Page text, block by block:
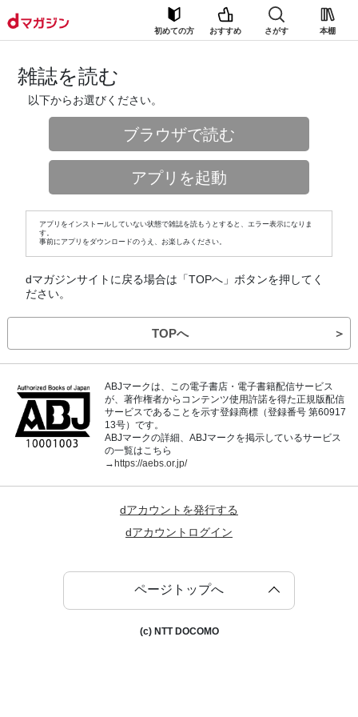
初めての方 おすすめ さがす 本棚
雑誌を読む
以下からお選びください。
ブラウザで読む
アプリを起動
アプリをインストールしていない状態で雑誌を読もうとすると、エラー表示になりま
す。
事前にアプリをダウンロードのうえ、お楽しみください。
dマガジンサイトに戻る場合は「TOPへ」ボタンを押してく
ださい。
TOPへ ＞
ABJマークは、この電子書店・電子書籍配信サービス
が、著作権者からコンテンツ使用許諾を得た正規版配信
サービスであることを示す登録商標（登録番号 第60917
13号）です。
ABJマークの詳細、ABJマークを掲示しているサービス
の一覧はこちら
→https://aebs.or.jp/
dアカウントを発行する
dアカウントログイン
ページトップへ
(c) NTT DOCOMO